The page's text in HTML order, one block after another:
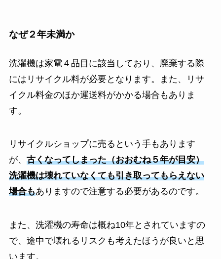
なぜ２年未満か
洗濯機は家電４品目に該当しており、廃棄する際
にはリサイクル料が必要となります。また、リサ
イクル料金のほか運送料がかかる場合もありま
す。
リサイクルショップに売るという手もあります
が、 古くなってしまった（おおむね５年が目安）
洗濯機は壊れていなくても引き取ってもらえない
場合もありますので注意する必要があるのです。
また、洗濯機の寿命は概ね10年とされていますの
で、途中で壊れるリスクも考えたほうが良いと思
います。